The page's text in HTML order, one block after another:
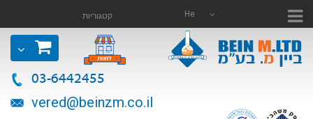
He קטגוריות
03-6442455
vered@beinzm.co.il